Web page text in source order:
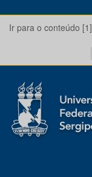
Ir para o conteúdo [1]